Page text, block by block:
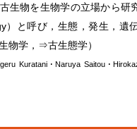
生物を生物学の立場から研
）と呼び，生態，発生，遺
物学 ， ⇒古生態学）
Kuratani･Naruya Saitou･